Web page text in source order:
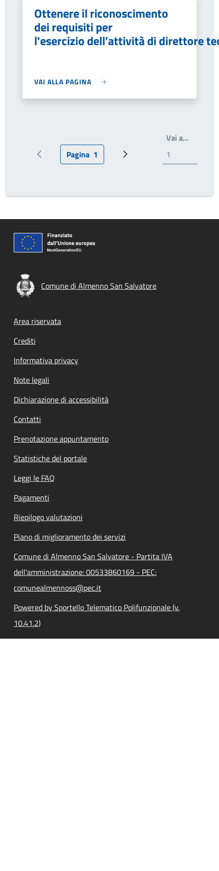
Ottenere il riconoscimento
dei requisiti per
l'esercizio dell’attività di direttore
VAI ALLA PAGINA
Pagina precedentePagina attuale
Pagina 1 Prossima pagina
Vai a…
Comune di Almenno San Salvatore
Footer menu
Area riservata
Crediti
Informativa privacy
Note legali
Dichiarazione di accessibilità
Contatti
Prenotazione appuntamento
Statistiche del portale
Leggi le FAQ
Pagamenti
Riepilogo valutazioni
Piano di miglioramento dei servizi
Comune di Almenno San Salvatore - Partita IVA
dell'amministrazione: 00533860169 - PEC:
comunealmennoss@pec.it
Powered by Sportello Telematico Polifunzionale (v.
10.41.2)